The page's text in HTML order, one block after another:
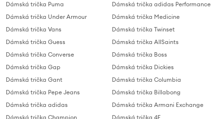
Dámská trička Puma
Dámská trička Under Armour
Dámská trička Vans
Dámská trička Guess
Dámská trička Converse
Dámská trička Gap
Dámská trička Gant
Dámská trička Pepe Jeans
Dámská trička adidas
Dámská trička Champion
Dámská trička adidas Performance
Dámská trička Medicine
Dámská trička Twinset
Dámská trička AllSaints
Dámská trička Boss
Dámská trička Dickies
Dámská trička Columbia
Dámská trička Billabong
Dámská trička Armani Exchange
Dámská trička 4F